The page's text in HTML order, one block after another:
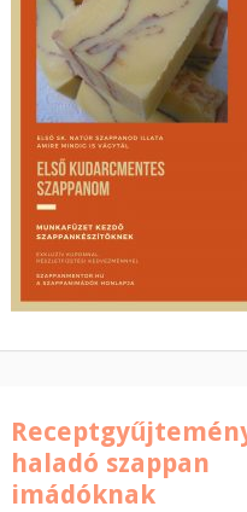
haladó szappan
imádóknak